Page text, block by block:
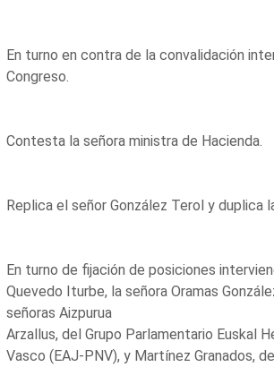
En turno en contra de la convalidación
Congreso.
Contesta la señora ministra de Hacienda.
Replica el señor González Terol y duplica
En turno de fijación de posiciones
Quevedo Iturbe, la señora Oramas
señoras Aizpurua
Arzallus, del Grupo Parlamentario Euskal
Vasco (EAJ-PNV), y Martínez Granados,